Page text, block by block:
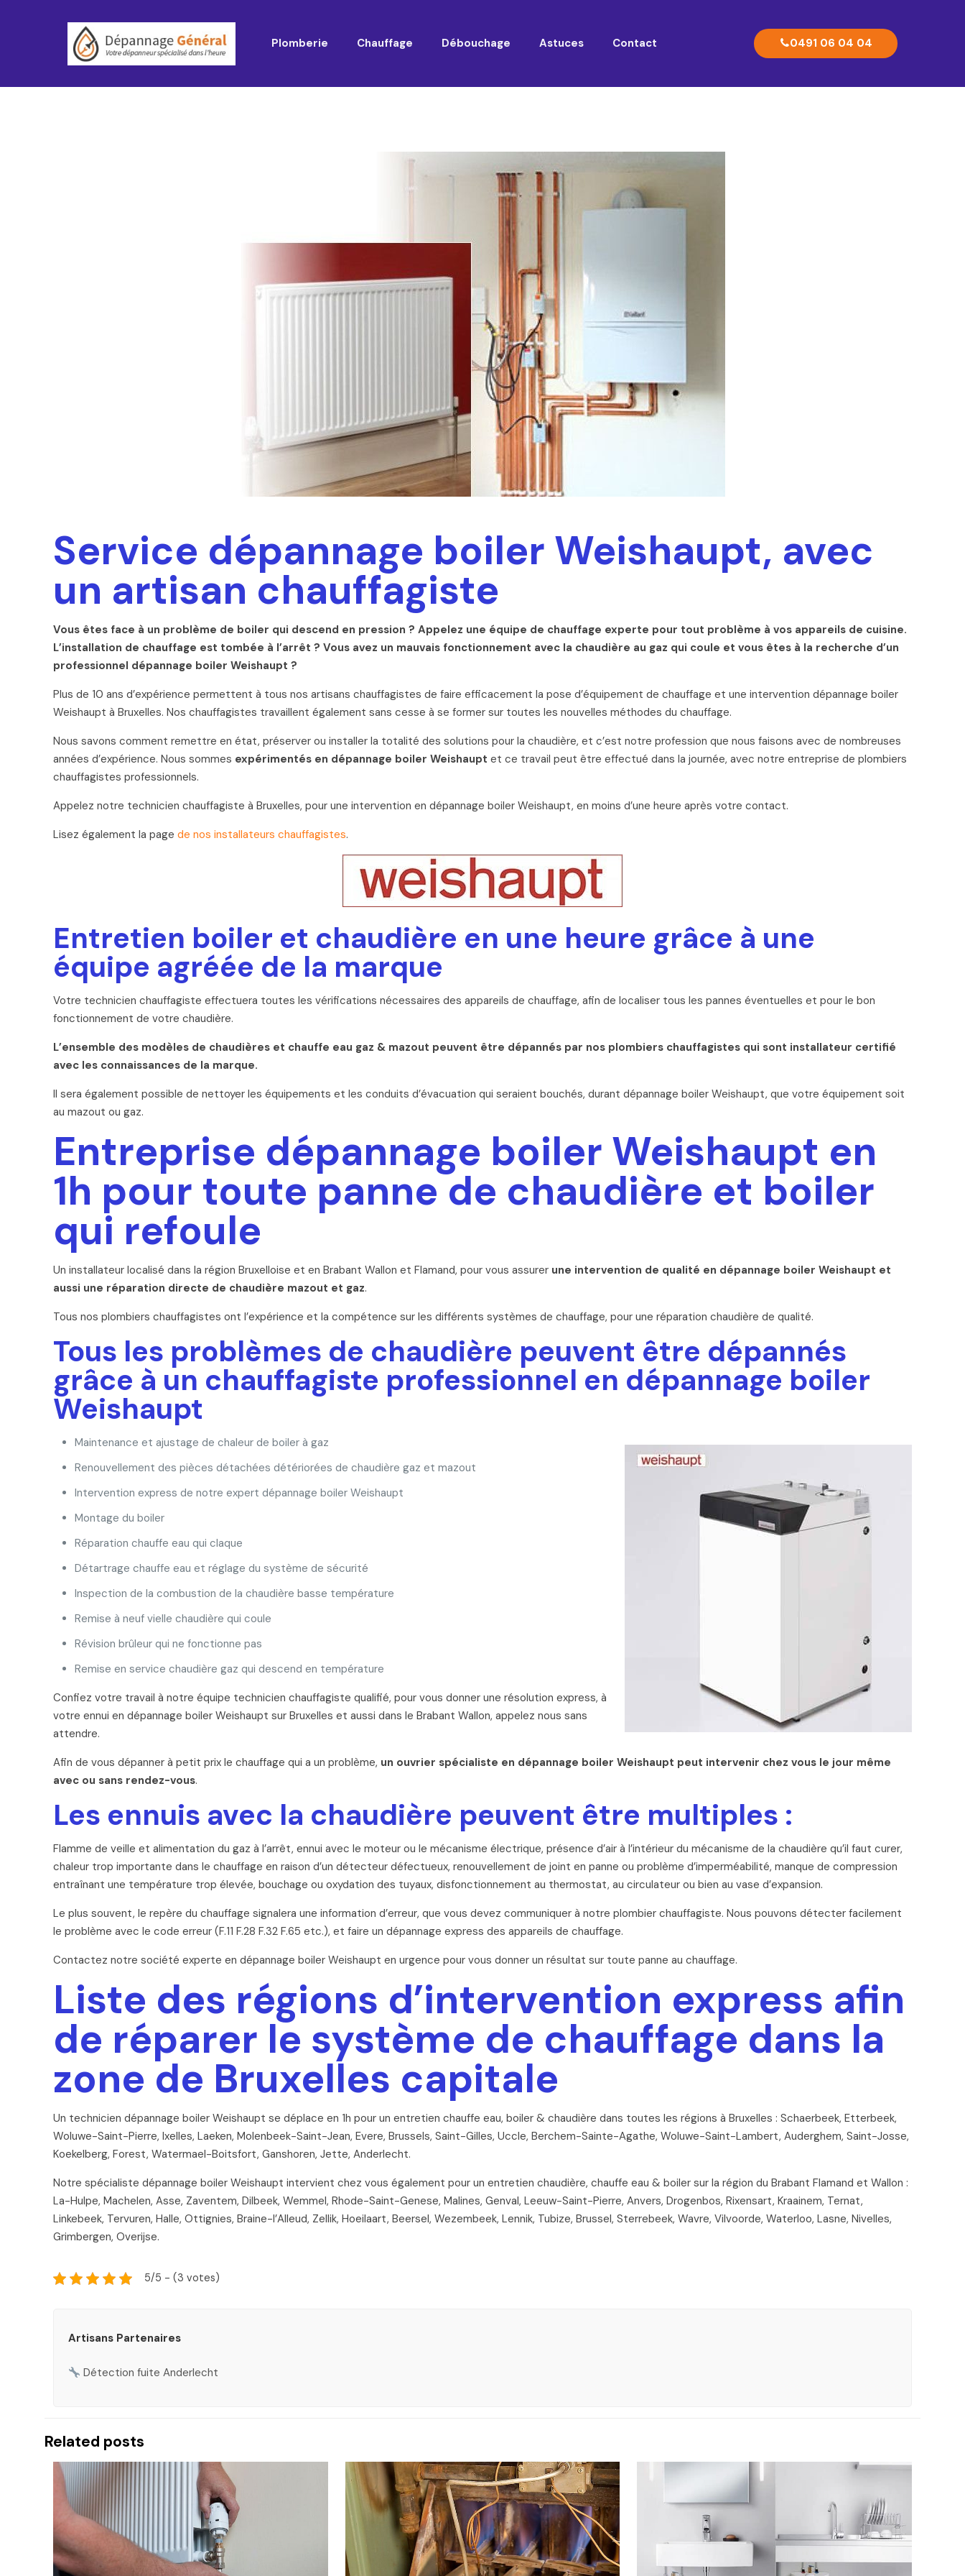
Plomberie Chauffage Débouchage Astuces Contact 0491 06 04 04
Service dépannage boiler Weishaupt, avec
un artisan chauffagiste
Vous êtes face à un problème de boiler qui descend en pression ? Appelez une équipe de chauffage experte pour tout problème à vos appareils de cuisine.
L’installation de chauffage est tombée à l’arrêt ? Vous avez un mauvais fonctionnement avec la chaudière au gaz qui coule et vous êtes à la recherche d’un
professionnel dépannage boiler Weishaupt ?
Plus de 10 ans d’expérience permettent à tous nos artisans chauffagistes de faire efficacement la pose d’équipement de chauffage et une intervention dépannage boiler
Weishaupt à Bruxelles. Nos chauffagistes travaillent également sans cesse à se former sur toutes les nouvelles méthodes du chauffage.
Nous savons comment remettre en état, préserver ou installer la totalité des solutions pour la chaudière, et c’est notre profession que nous faisons avec de nombreuses
années d’expérience. Nous sommes expérimentés en dépannage boiler Weishaupt et ce travail peut être effectué dans la journée, avec notre entreprise de plombiers
chauffagistes professionnels.
Appelez notre technicien chauffagiste à Bruxelles, pour une intervention en dépannage boiler Weishaupt, en moins d’une heure après votre contact.
Lisez également la pagede nos installateurs chauffagistes.
Entretien boiler et chaudière en une heure grâce à une
équipe agréée de la marque
Votre technicien chauffagiste effectuera toutes les vérifications nécessaires des appareils de chauffage, afin de localiser tous les pannes éventuelles et pour le bon
fonctionnement de votre chaudière.
L’ensemble des modèles de chaudières et chauffe eau gaz & mazout peuvent être dépannés par nos plombiers chauffagistes qui sont installateur certifié
avec les connaissances de la marque.
Il sera également possible de nettoyer les équipements et les conduits d’évacuation qui seraient bouchés, durant dépannage boiler Weishaupt, que votre équipement soit
au mazout ou gaz.
Entreprise dépannage boiler Weishaupt en
1h pour toute panne de chaudière et boiler
qui refoule
Un installateur localisé dans la région Bruxelloise et en Brabant Wallon et Flamand, pour vous assurer une intervention de qualité en dépannage boiler Weishaupt et
aussi une réparation directe de chaudière mazout et gaz.
Tous nos plombiers chauffagistes ont l’expérience et la compétence sur les différents systèmes de chauffage, pour une réparation chaudière de qualité.
Tous les problèmes de chaudière peuvent être dépannés
grâce à un chauffagiste professionnel en dépannage boiler
Weishaupt
Maintenance et ajustage de chaleur de boiler à gaz
Renouvellement des pièces détachées détériorées de chaudière gaz et mazout
Intervention express de notre expert dépannage boiler Weishaupt
Montage du boiler
Réparation chauffe eau qui claque
Détartrage chauffe eau et réglage du système de sécurité
Inspection de la combustion de la chaudière basse température
Remise à neuf vielle chaudière qui coule
Révision brûleur qui ne fonctionne pas
Remise en service chaudière gaz qui descend en température
Confiez votre travail à notre équipe technicien chauffagiste qualifié, pour vous donner une résolution express, à
votre ennui en dépannage boiler Weishaupt sur Bruxelles et aussi dans le Brabant Wallon, appelez nous sans
attendre.
Afin de vous dépanner à petit prix le chauffage qui a un problème, un ouvrier spécialiste en dépannage boiler Weishaupt peut intervenir chez vous le jour même
avec ou sans rendez-vous.
Les ennuis avec la chaudière peuvent être multiples :
Flamme de veille et alimentation du gaz à l’arrêt, ennui avec le moteur ou le mécanisme électrique, présence d’air à l’intérieur du mécanisme de la chaudière qu’il faut curer,
chaleur trop importante dans le chauffage en raison d’un détecteur défectueux, renouvellement de joint en panne ou problème d’imperméabilité, manque de compression
entraînant une température trop élevée, bouchage ou oxydation des tuyaux, disfonctionnement au thermostat, au circulateur ou bien au vase d’expansion.
Le plus souvent, le repère du chauffage signalera une information d’erreur, que vous devez communiquer à notre plombier chauffagiste. Nous pouvons détecter facilement
le problème avec le code erreur (F.11 F.28 F.32 F.65 etc.), et faire un dépannage express des appareils de chauffage.
Contactez notre société experte en dépannage boiler Weishaupt en urgence pour vous donner un résultat sur toute panne au chauffage.
Liste des régions d’intervention express afin
de réparer le système de chauffage dans la
zone de Bruxelles capitale
Un technicien dépannage boiler Weishaupt se déplace en 1h pour un entretien chauffe eau, boiler & chaudière dans toutes les régions à Bruxelles : Schaerbeek, Etterbeek,
Woluwe-Saint-Pierre, Ixelles, Laeken, Molenbeek-Saint-Jean, Evere, Brussels, Saint-Gilles, Uccle, Berchem-Sainte-Agathe, Woluwe-Saint-Lambert, Auderghem, Saint-Josse,
Koekelberg, Forest, Watermael-Boitsfort, Ganshoren, Jette, Anderlecht.
Notre spécialiste dépannage boiler Weishaupt intervient chez vous également pour un entretien chaudière, chauffe eau & boiler sur la région du Brabant Flamand et Wallon :
La-Hulpe, Machelen, Asse, Zaventem, Dilbeek, Wemmel, Rhode-Saint-Genese, Malines, Genval, Leeuw-Saint-Pierre, Anvers, Drogenbos, Rixensart, Kraainem, Ternat,
Linkebeek, Tervuren, Halle, Ottignies, Braine-l’Alleud, Zellik, Hoeilaart, Beersel, Wezembeek, Lennik, Tubize, Brussel, Sterrebeek, Wavre, Vilvoorde, Waterloo, Lasne, Nivelles,
Grimbergen, Overijse.
5/5 - (3 votes)
Artisans Partenaires
Détection fuite Anderlecht
Related posts